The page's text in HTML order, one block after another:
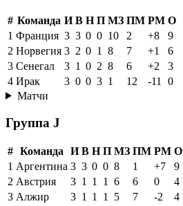
# Команда И В Н П МЗ ПМ РМ О
1 Франция 3 3 0 0 10 2 +8
9
2 Норвегия 3 2 0 1 8 7 +1
6
3 Сенегал 3 1 0 2 8 6 +2
3
4 Ирак 3 0 0 3 1 12 -11
0
Матчи
Группа J
# Команда И В Н П МЗ ПМ РМ О
1 Аргентина 3 3 0 0 8 1 +7
9
2 Австрия 3 1 1 1 6 6 0
4
3 Алжир 3 1 1 1 5 7 -2
4